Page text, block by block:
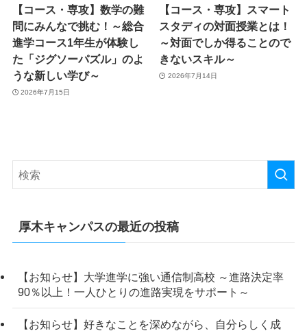
【コース・専攻】数学の難
問にみんなで挑む！～総合
進学コース1年生が体験し
た「ジグソーパズル」のよ
うな新しい学び～
2026年7月15日
【コース・専攻】スマート
スタディの対面授業とは！
～対面でしか得ることので
きないスキル～
2026年7月14日
厚木キャンパスの最近の投稿
【お知らせ】大学進学に強い通信制高校 ～進路決定率
90％以上！一人ひとりの進路実現をサポート～
【お知らせ】好きなことを深めながら、自分らしく成